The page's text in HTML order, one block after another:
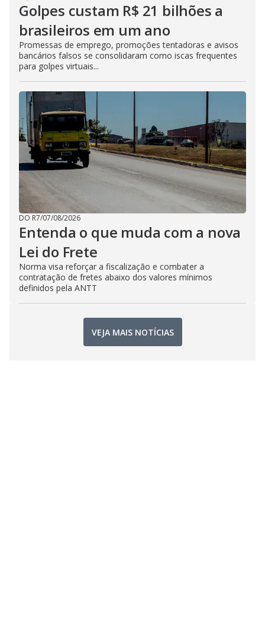
Golpes custam R$ 21 bilhões a
brasileiros em um ano
Promessas de emprego, promoções tentadoras e avisos
bancários falsos se consolidaram como iscas frequentes
para golpes virtuais...
DO R7/07/08/2026
Entenda o que muda com a nova
Lei do Frete
Norma visa reforçar a fiscalização e combater a
contratação de fretes abaixo dos valores mínimos
definidos pela ANTT
VEJA MAIS NOTÍCIAS